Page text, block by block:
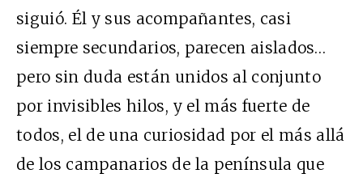
siguió. Él y sus acompañantes, casi
siempre secundarios, parecen aislados…
pero sin duda están unidos al conjunto
por invisibles hilos, y el más fuerte de
todos, el de una curiosidad por el más allá
de los campanarios de la península que